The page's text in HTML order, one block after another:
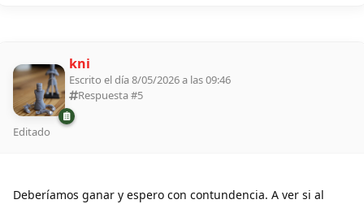
kni
Escrito el día 8/05/2026 a las 09:46
Respuesta #5
Editado
Deberíamos ganar y espero con contundencia. A ver si al